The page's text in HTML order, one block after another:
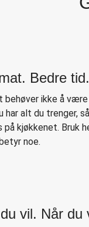
Bedre tid.
behøver ikke å
har alt du trenger,
på kjøkkenet. Bruk
noe.
vil. Når du